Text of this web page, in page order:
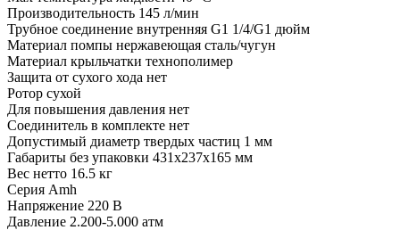
Производительность 145 л/мин
Трубное соединение внутренняя G1 1/4/G1 дюйм
Материал помпы нержавеющая сталь/чугун
Материал крыльчатки технополимер
Защита от сухого хода нет
Ротор сухой
Для повышения давления нет
Соединитель в комплекте нет
Допустимый диаметр твердых частиц 1 мм
Габариты без упаковки 431х237х165 мм
Вес нетто 16.5 кг
Серия Amh
Напряжение 220 В
Давление 2.200-5.000 атм